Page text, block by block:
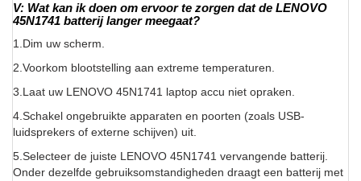
V: Wat kan ik doen om ervoor te zorgen dat de LENOVO
45N1741 batterij langer meegaat?
1.Dim uw scherm.
2.Voorkom blootstelling aan extreme temperaturen.
3.Laat uw LENOVO 45N1741 laptop accu niet opraken.
4.Schakel ongebruikte apparaten en poorten (zoals USB-
luidsprekers of externe schijven) uit.
5.Selecteer de juiste LENOVO 45N1741 vervangende batterij.
Onder dezelfde gebruiksomstandigheden draagt een batterij met